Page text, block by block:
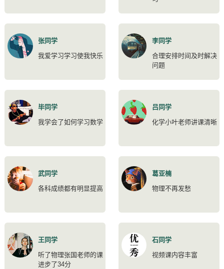
张同学
我爱学习学习使我快乐
李同学
合理安排时间及时解决
问题
毕同学
我学会了如何学习数学
吕同学
化学小叶老师讲课清晰
武同学
各科成绩都有明显提高
葛亚楠
物理不再发愁
王同学
听了物理张国老师的课
进步了34分
石同学
视频课内容丰富